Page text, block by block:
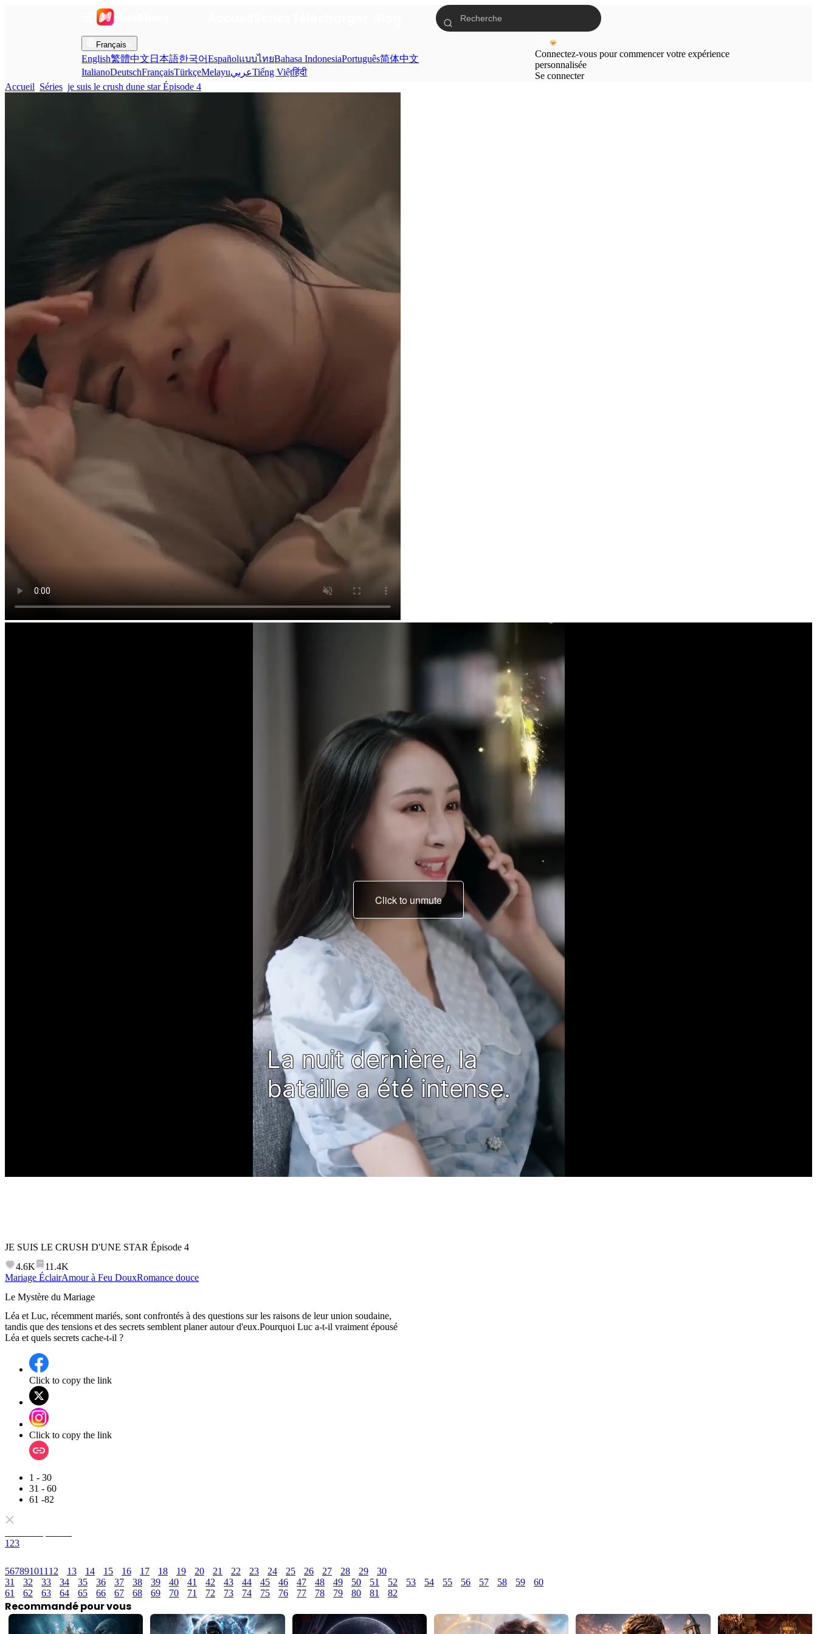
Français
English繁體中文 日本語한국어EspañolแบบไทยBahasa IndonesiaPortuguês简体中文
ItalianoDeutschFrançaisTürkçeMelayuعربيTiếng Việtहिंदी
Connectez-vous pour commencer votre expérience
personnalisée
Se connecter
Accueil Séries je suis le crush dune star Épisode 4
Click to unmute
JE SUIS LE CRUSH D'UNE STAR Épisode 4
4.6K
11.4K
Mariage ÉclairAmour à Feu DouxRomance douce
Le Mystère du Mariage
Léa et Luc, récemment mariés, sont confrontés à des questions sur les raisons de leur union soudaine,
tandis que des tensions et des secrets semblent planer autour d'eux.Pourquoi Luc a-t-il vraiment épousé
Léa et quels secrets cache-t-il ?
Click to copy the link
Click to copy the link
1 - 30
31 - 60
61 -82
1 23
567891011 12 13 14 15 16 17 18 19 20 21 22 23 24 25 26 27 28 29
30
31
32 33 34 35 36 37 38 39 40 41 42 43 44 45 46 47 48 49 50 51 52 53 54 55 56 57 58 59
60
61
62 63 64 65 66 67 68 69 70 71 72 73 74 75 76 77 78 79 80 81 82
Recommandé pour vous